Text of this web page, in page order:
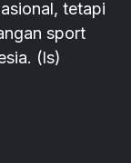
tetapi
sport
(ls)